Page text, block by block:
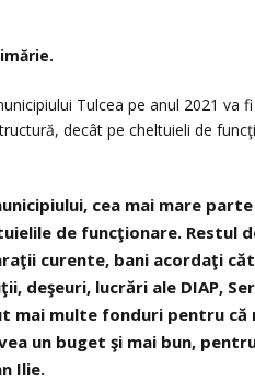
Tulcea pe anul 2021 va
decât pe cheltuieli de
cea mai mare
de funcţionare. Restul
curente, bani acordaţi
deşeuri, lucrări ale DIAP,
mai multe fonduri pentru că
un buget şi mai bun,
Ilie.